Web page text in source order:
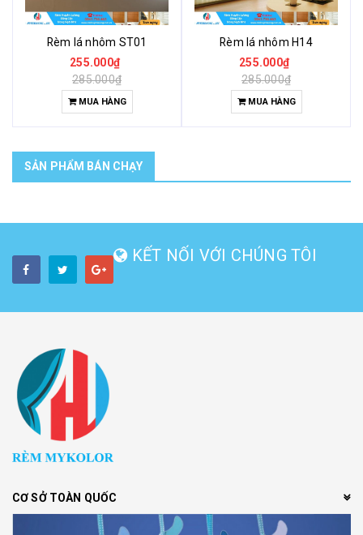
Rèm lá nhôm ST01
255.000₫
285.000₫
MUA HÀNG
Rèm lá nhôm H14
255.000₫
285.000₫
MUA HÀNG
SẢN PHẨM BÁN CHẠY
KẾT NỐI VỚI CHÚNG TÔI
CƠ SỞ TOÀN QUỐC